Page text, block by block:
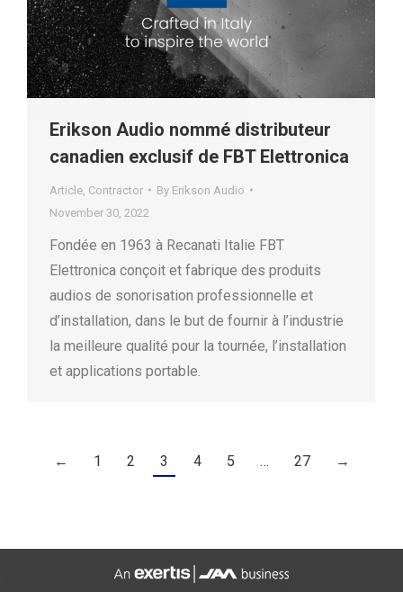
Erikson Audio nommé distributeur
canadien exclusif de FBT Elettronica
Article Contractor By Erikson Audio
November 30, 2022
Fondée en 1963 à Recanati Italie FBT
Elettronica conçoit et fabrique des produits
audios de sonorisation professionnelle et
d’installation, dans le but de fournir à l’industrie
la meilleure qualité pour la tournée, l’installation
et applications portable.
← 1 2 3 4 5 … 27 →